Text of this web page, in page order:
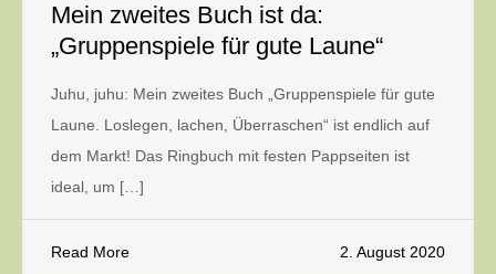
Mein zweites Buch ist da:
„Gruppenspiele für gute Laune“
Juhu, juhu: Mein zweites Buch „Gruppenspiele für gute
Laune. Loslegen, lachen, Überraschen“ ist endlich auf
dem Markt! Das Ringbuch mit festen Pappseiten ist
ideal, um […]
Read More 2. August 2020